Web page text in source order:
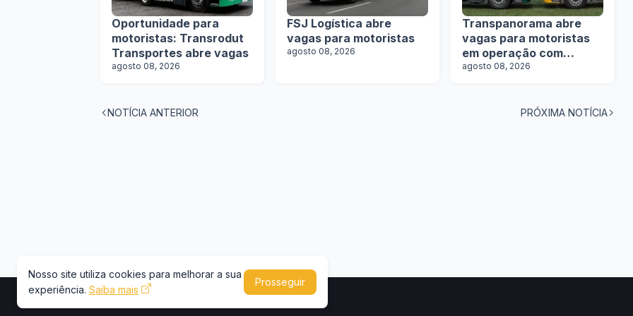
Oportunidade para
motoristas: Transrodut
Transportes abre vagas
agosto 08, 2026
FSJ Logística abre
vagas para motoristas
agosto 08, 2026
Transpanorama abre
vagas para motoristas
em operação com
tanques
agosto 08, 2026
NOTÍCIA ANTERIOR PRÓXIMA NOTÍCIA
Nosso site utiliza cookies para melhorar a sua
experiência. Saiba mais
Prosseguir